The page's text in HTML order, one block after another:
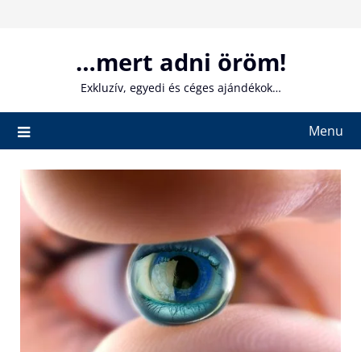
…mert adni öröm!
Exkluzív, egyedi és céges ajándékok…
Menu